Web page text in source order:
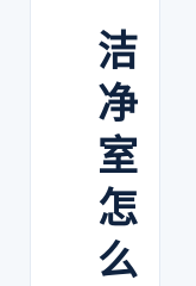
洁
净
室
怎
么